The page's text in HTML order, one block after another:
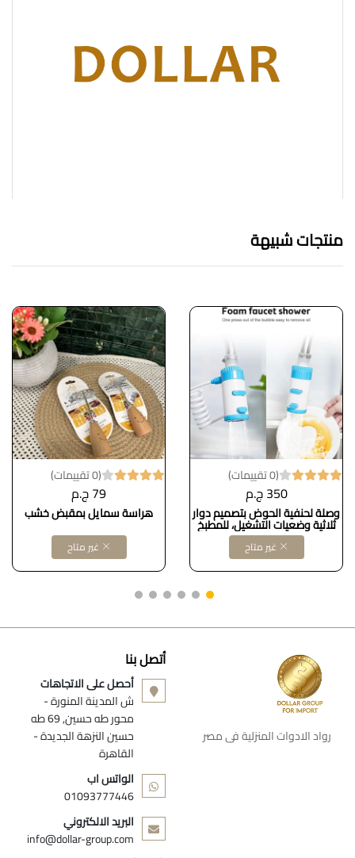
منتجات شبيهة
(0 تقييمات)
350 ج.م
وصلة لحنفية الحوض بتصميم دوار
ثلاثية وضعيات التشغيل، للمطبخ
والحمام، بخاخ دوار بزاوية 360
درجة، ملحق حوض مطبخ متعدد
الوظائف قابل للدوران ومغناطيس
ClearDollars for import
غير متاح
(0 تقييمات)
79 ج.م
هراسة سمايل بمقبض خشب
غير متاح
رواد الادوات المنزلية فى مصر
أتصل بنا
أحصل على الاتجاهات
ش المدينة المنورة -
محور طه حسين, 69 طه
حسين النزهة الجديدة -
القاهرة
الواتس اب
01093777446
البريد الالكتروني
info@dollar-group.com